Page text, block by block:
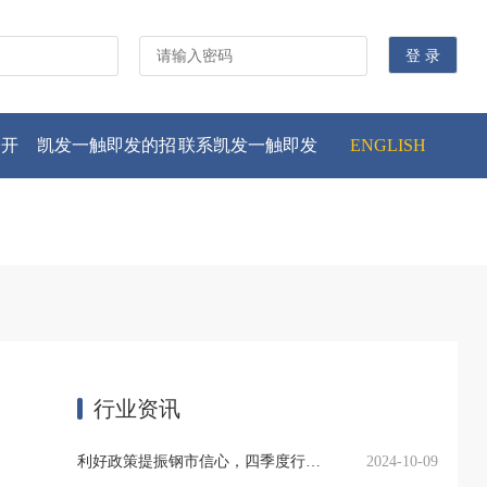
凯发一触即发的招联系凯发一触即发 ENGLISH
行业资讯
利好政策提振钢市信心，四季度行业需求或小幅上升 2024-10-09